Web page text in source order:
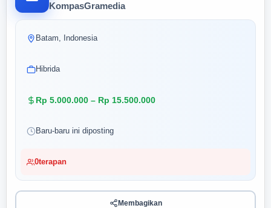
KompasGramedia
Batam, Indonesia
Hibrida
Rp 5.000.000 – Rp 15.500.000
Baru-baru ini diposting
0terapan
Membagikan